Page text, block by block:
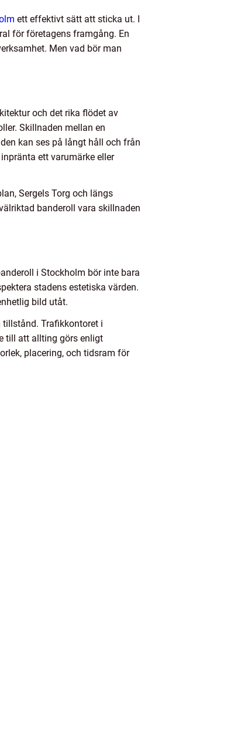
ett effektivt sätt att sticka ut. I
för företagens framgång. En
Men vad bör man
och det rika flödet av
Skillnaden mellan en
kan ses på långt håll och från
ett varumärke eller
Sergels Torg och längs
banderoll vara skillnaden
i Stockholm bör inte bara
stadens estetiska värden.
bild utåt.
Trafikkontoret i
till att allting görs enligt
placering, och tidsram för